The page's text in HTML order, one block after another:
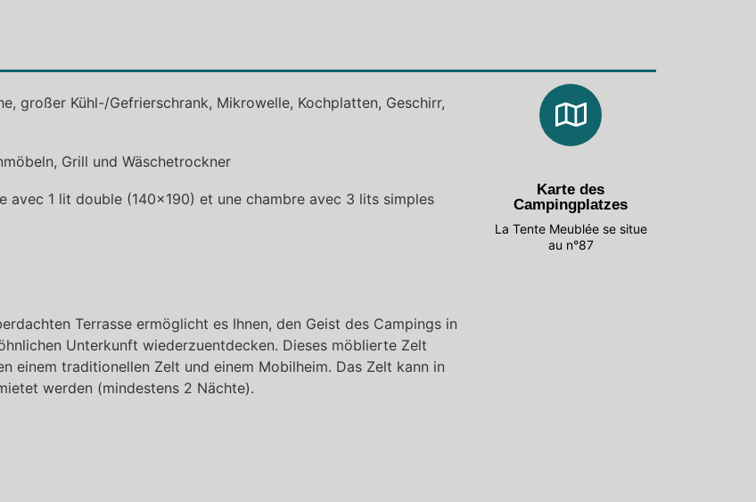
großer Kühl-/Gefrierschrank, Mikrowelle, Kochplatten, Geschirr,
Grill und Wäschetrockner
avec 1 lit double (140×190) et une chambre avec 3 lits simples
Terrasse ermöglicht es Ihnen, den Geist des Campings in
Unterkunft wiederzuentdecken. Dieses möblierte Zelt
einem traditionellen Zelt und einem Mobilheim. Das Zelt kann in
werden (mindestens 2 Nächte).
Karte des
Campingplatzes
La Tente Meublée se situe
au n°87